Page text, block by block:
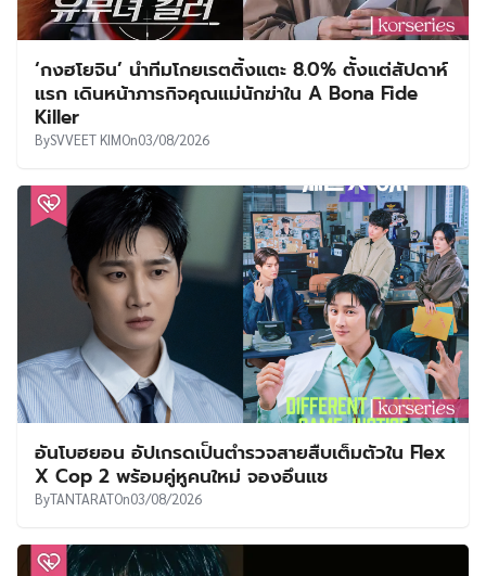
‘กงฮโยจิน’ นำทีมโกยเรตติ้งแตะ 8.0% ตั้งแต่สัปดาห์
แรก เดินหน้าภารกิจคุณแม่นักฆ่าใน A Bona Fide
Killer
BySVVEET KIMOn03/08/2026
อันโบฮยอน อัปเกรดเป็นตำรวจสายสืบเต็มตัวใน Flex
X Cop 2 พร้อมคู่หูคนใหม่ จองอึนแช
ByTANTARATOn03/08/2026